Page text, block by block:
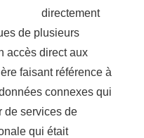
directement
de plusieurs
accès direct aux
faisant référence à
connexes qui
de services de
qui était